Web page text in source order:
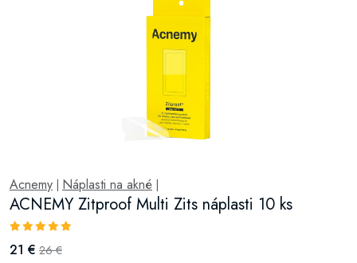
Acnemy Náplasti na akné
ACNEMY Zitproof Multi Zits náplasti 10 ks
21 € 26 €